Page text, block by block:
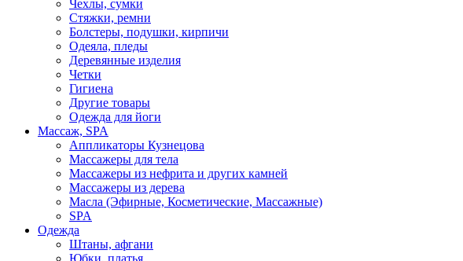
Чехлы, сумки
Стяжки, ремни
Болстеры, подушки, кирпичи
Одеяла, пледы
Деревянные изделия
Четки
Гигиена
Другие товары
Одежда для йоги
Массаж, SPA
Аппликаторы Кузнецова
Массажеры для тела
Массажеры из нефрита и других камней
Массажеры из дерева
Масла (Эфирные, Косметические, Массажные)
SPA
Одежда
Штаны, афгани